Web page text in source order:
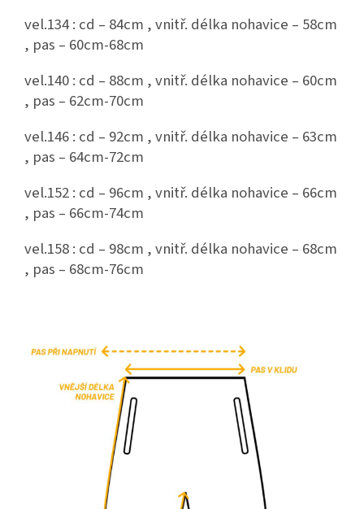
vel.134 : cd – 84cm , vnitř. délka nohavice – 58cm
, pas – 60cm-68cm
vel.140 : cd – 88cm , vnitř. délka nohavice – 60cm
, pas – 62cm-70cm
vel.146 : cd – 92cm , vnitř. délka nohavice – 63cm
, pas – 64cm-72cm
vel.152 : cd – 96cm , vnitř. délka nohavice – 66cm
, pas – 66cm-74cm
vel.158 : cd – 98cm , vnitř. délka nohavice – 68cm
, pas – 68cm-76cm